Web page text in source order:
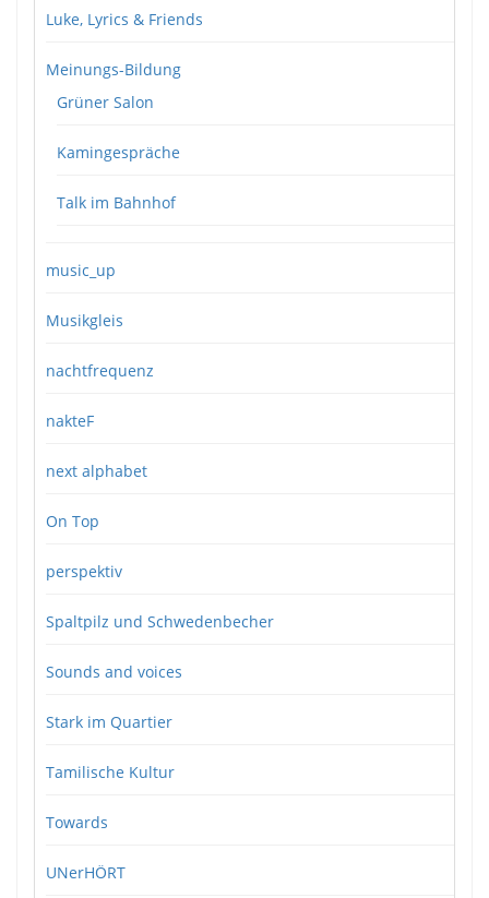
Luke, Lyrics & Friends
Meinungs-Bildung
Grüner Salon
Kamingespräche
Talk im Bahnhof
music_up
Musikgleis
nachtfrequenz
nakteF
next alphabet
On Top
perspektiv
Spaltpilz und Schwedenbecher
Sounds and voices
Stark im Quartier
Tamilische Kultur
Towards
UNerHÖRT